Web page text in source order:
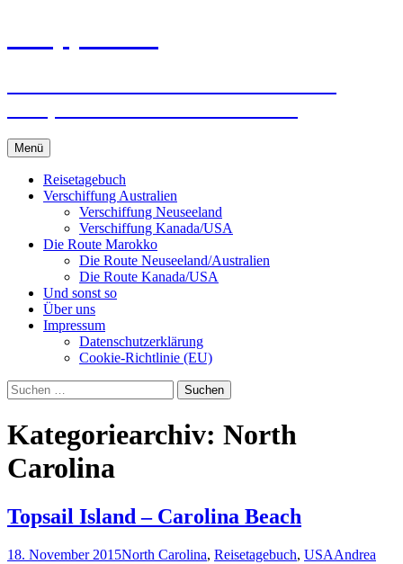
Menü
Reisetagebuch
Verschiffung Australien
Verschiffung Neuseeland
Verschiffung Kanada/USA
Die Route Marokko
Die Route Neuseeland/Australien
Die Route Kanada/USA
Und sonst so
Über uns
Impressum
Datenschutzerklärung
Cookie-Richtlinie (EU)
Suchen
nach:
Kategoriearchiv: North
Carolina
Topsail Island – Carolina Beach
18. November 2015North Carolina, Reisetagebuch, USAAndrea